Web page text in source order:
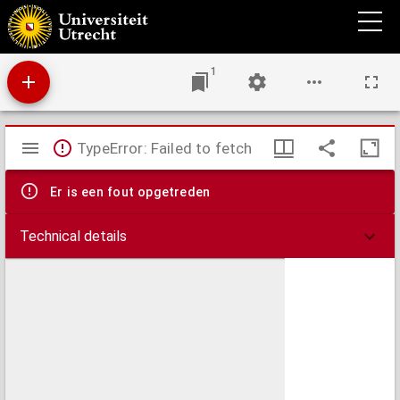
Nagelaten dichtwerken van S.F. : Onder de zinspreuk Studio fovetur ingenium.
1
Mirador
viewer
TypeError: Failed to fetch
Er is een fout opgetreden
Technical details